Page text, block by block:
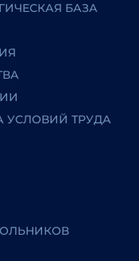
БАЗА
УСЛОВИЙ ТРУДА